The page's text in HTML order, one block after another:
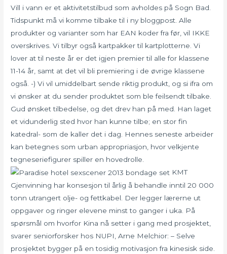
Vill i vann er et aktivitetstilbud som avholdes på Sogn Bad.
Tidspunkt må vi komme tilbake til i ny bloggpost. Alle
produkter og varianter som har EAN koder fra før, vil IKKE
overskrives. Vi tilbyr også kartpakker til kartplotterne. Vi
lover at til neste år er det igjen premier til alle for klassene
11-14 år, samt at det vil bli premiering i de øvrige klassene
også. -) Vi vil umiddelbart sende riktig produkt, og si ifra om
vi ønsker at du sender produktet som ble feilsendt tilbake.
Gud ønsket tilbedelse, og det drev han på med. Han laget
et vidunderlig sted hvor han kunne tilbe; en stor fin
katedral- som de kaller det i dag. Hennes seneste arbeider
kan betegnes som urban appropriasjon, hvor velkjente
tegneseriefigurer spiller en hovedrolle.
KMT
Gjenvinning har konsesjon til årlig å behandle inntil 20 000
tonn utrangert olje- og fettkabel. Der legger lærerne ut
oppgaver og ringer elevene minst to ganger i uka. På
spørsmål om hvorfor Kina nå setter i gang med prosjektet,
svarer seniorforsker hos NUPI, Arne Melchior: – Selve
prosjektet bygger på en tosidig motivasjon fra kinesisk side.